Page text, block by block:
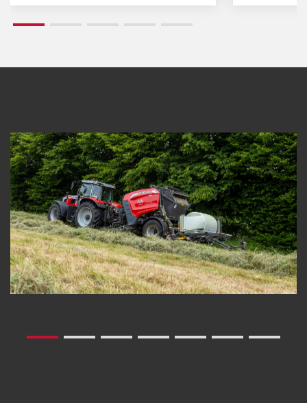
reduserer også mottrykket i
innmatingsområdet, noe som
pakking.